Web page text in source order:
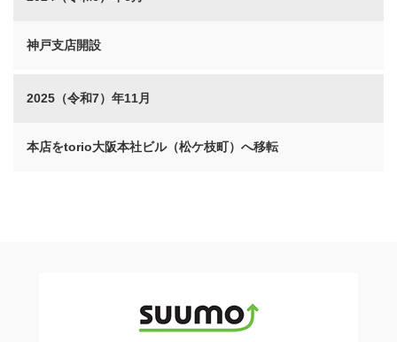
神戸支店開設
2025（令和7）年11月
本店をtorio大阪本社ビル（松ケ枝町）へ移転